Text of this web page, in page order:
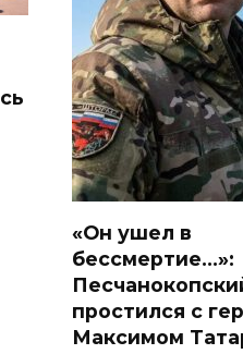
«Он ушел в
бессмертие…»:
простился с
Максимом